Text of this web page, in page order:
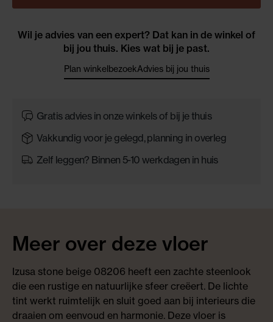
Wil je advies van een expert? Dat kan in de winkel of
bij jou thuis. Kies wat bij je past.
Plan winkelbezoekAdvies bij jou thuis
Gratis advies in onze winkels of bij je thuis
Vakkundig voor je gelegd, planning in overleg
Zelf leggen? Binnen 5-10 werkdagen in huis
Meer over deze vloer
Izusa stone beige 08206 heeft een zachte steenlook
die een rustige en natuurlijke sfeer creëert. De lichte
tint werkt ruimtelijk en sluit goed aan bij interieurs die
draaien om eenvoud en harmonie. Deze vloer is